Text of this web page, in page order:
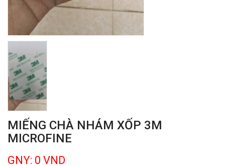
MIẾNG CHÀ NHÁM XỐP 3M
MICROFINE
GNY: 0 VND